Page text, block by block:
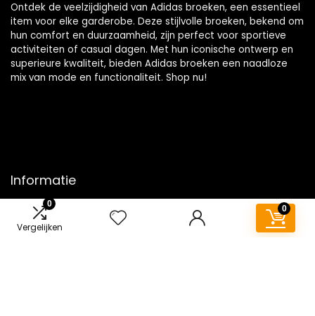
0
Vergelijken
0
Ontdek de veelzijdigheid van Adidas broeken, een essentieel
item voor elke garderobe. Deze stijlvolle broeken, bekend om
hun comfort en duurzaamheid, zijn perfect voor sportieve
activiteiten of casual dagen. Met hun iconische ontwerp en
superieure kwaliteit, bieden Adidas broeken een naadloze
mix van mode en functionaliteit. Shop nu!
Informatie
Contact
Klantenservice